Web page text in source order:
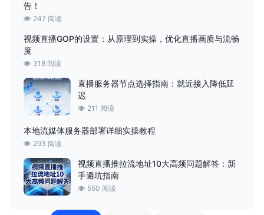
告！
247 阅读
视频直播GOP的设置：从原理到实操，优化直播画质与流畅
度
318 阅读
直播服务器节点选择指南：就近接入降低延
迟
211 阅读
本地流媒体服务器部署详细实操教程
293 阅读
视频直播推拉流地址10大高频问题解答：新
手避坑指南
550 阅读